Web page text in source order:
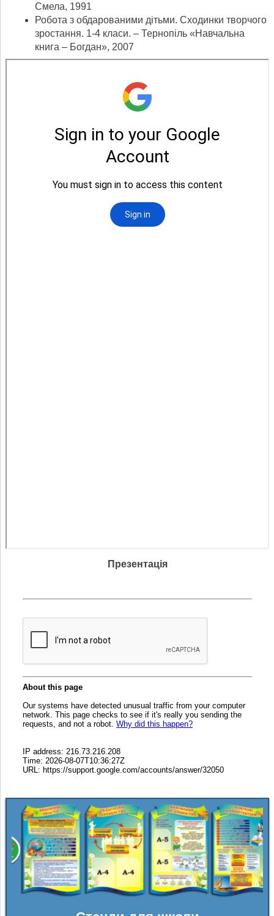
Смела, 1991
Робота з обдарованими дітьми. Сходинки творчого
зростання. 1-4 класи. – Тернопіль «Навчальна
книга – Богдан», 2007
Презентація